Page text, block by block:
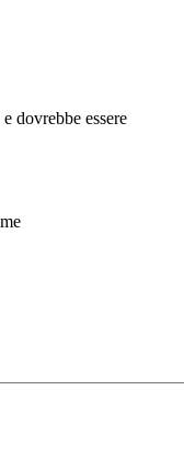
dovrebbe essere